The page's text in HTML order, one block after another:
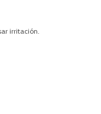
irritación.